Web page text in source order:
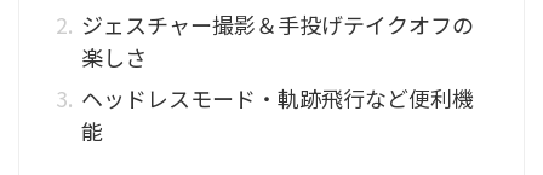
ジェスチャー撮影＆手投げテイクオフの
楽しさ
ヘッドレスモード・軌跡飛行など便利機
能